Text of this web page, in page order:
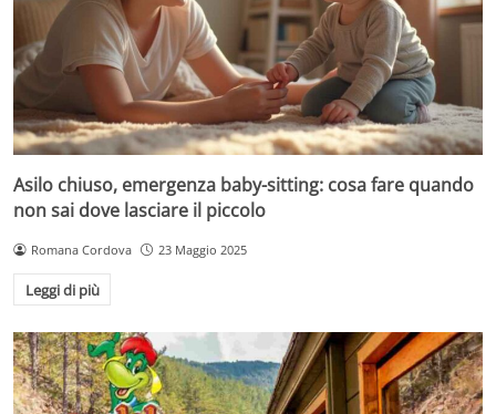
Asilo chiuso, emergenza baby-sitting: cosa fare quando
non sai dove lasciare il piccolo
Romana Cordova 23 Maggio 2025
Leggi di più